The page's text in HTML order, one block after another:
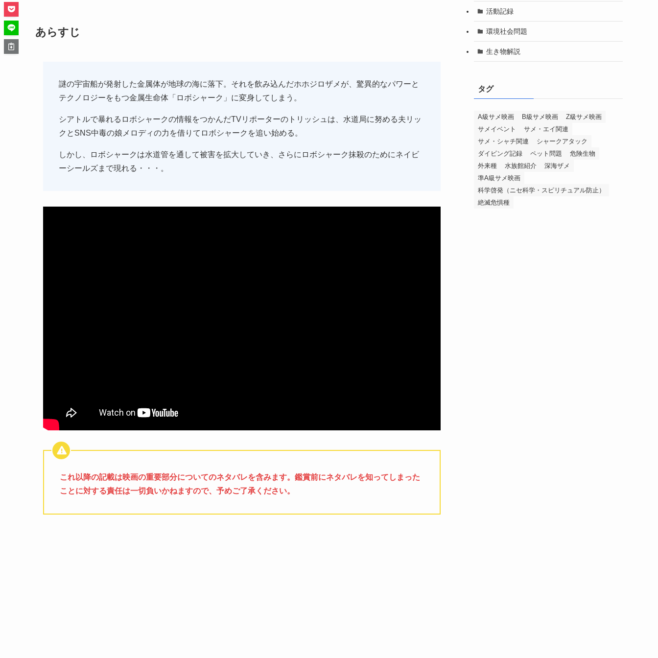
あらすじ
謎の宇宙船が発射した金属体が地球の海に落下。それを飲み込んだホホジロザメが、驚異的なパワーと
テクノロジーをもつ金属生命体「ロボシャーク」に変身してしまう。
シアトルで暴れるロボシャークの情報をつかんだTVリポーターのトリッシュは、水道局に努める夫リッ
クとSNS中毒の娘メロディの力を借りてロボシャークを追い始める。
しかし、ロボシャークは水道管を通して被害を拡大していき、さらにロボシャーク抹殺のためにネイビ
ーシールズまで現れる・・・。
これ以降の記載は映画の重要部分についてのネタバレを含みます。鑑賞前にネタバレを知ってしまった
ことに対する責任は一切負いかねますので、予めご了承ください。
活動記録
環境社会問題
生き物解説
タグ
A級サメ映画 B級サメ映画
Z級サメ映画
サメイベント
サメ・エイ関連
サメ・シャチ関連
シャークアタック
ダイビング記録
ペット問題
危険生物
外来種
水族館紹介
深海ザメ
準A級サメ映画
科学啓発（ニセ科学・スピリチュアル防止）
絶滅危惧種